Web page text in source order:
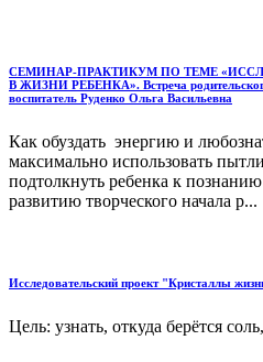
СЕМИНАР-ПРАКТИКУМ ПО ТЕМЕ
В ЖИЗНИ РЕБЕНКА». Встреча
воспитатель Руденко Ольга Васильевна
Как обуздать энергию и
максимально использовать
подтолкнуть ребенка к
развитию творческого начала р...
Исследовательский проект "Кристаллы
Цель: узнать, откуда берётся